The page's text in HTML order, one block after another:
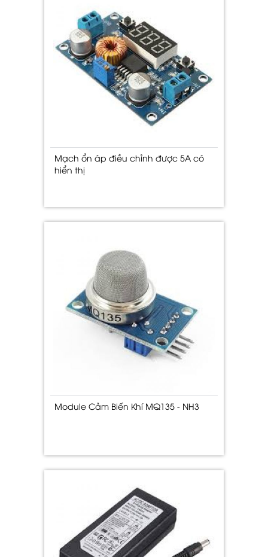
Mạch ổn áp điều chỉnh được 5A có
hiển thị
Module Cảm Biến Khí MQ135 - NH3